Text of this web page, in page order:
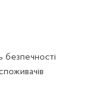
безпечності